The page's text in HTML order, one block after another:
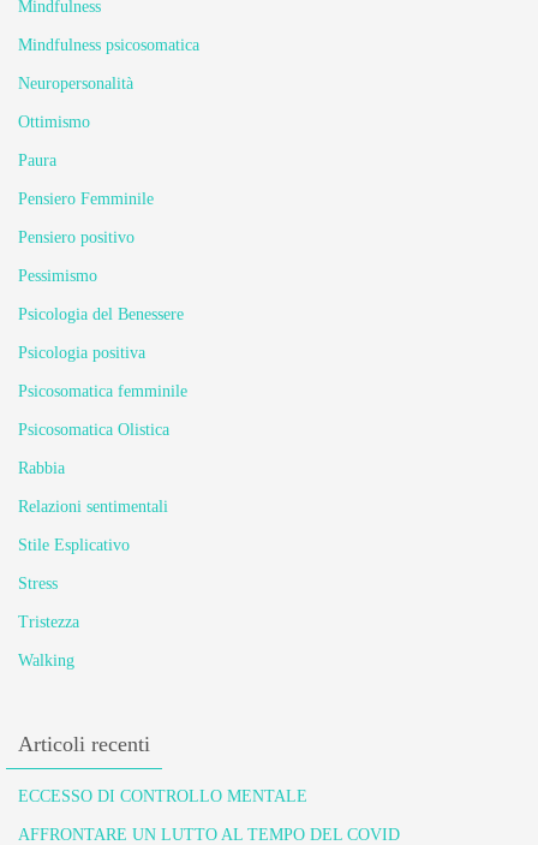
Mindfulness
Mindfulness psicosomatica
Neuropersonalità
Ottimismo
Paura
Pensiero Femminile
Pensiero positivo
Pessimismo
Psicologia del Benessere
Psicologia positiva
Psicosomatica femminile
Psicosomatica Olistica
Rabbia
Relazioni sentimentali
Stile Esplicativo
Stress
Tristezza
Walking
Articoli recenti
ECCESSO DI CONTROLLO MENTALE
AFFRONTARE UN LUTTO AL TEMPO DEL COVID